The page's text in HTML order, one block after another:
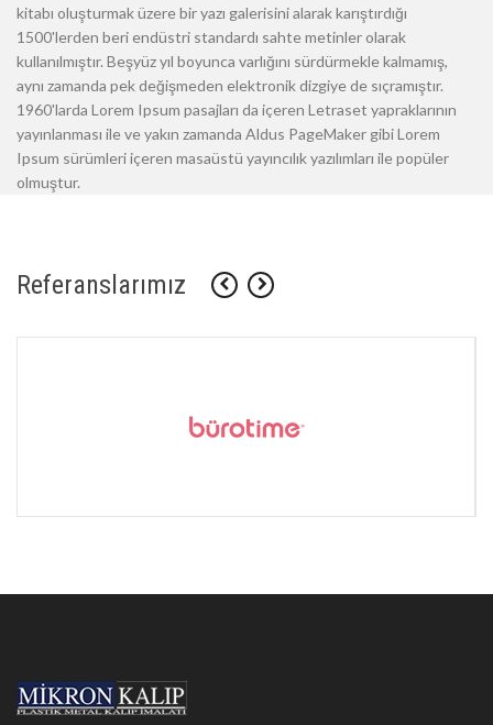
kitabı oluşturmak üzere bir yazı galerisini alarak karıştırdığı
1500'lerden beri endüstri standardı sahte metinler olarak
kullanılmıştır. Beşyüz yıl boyunca varlığını sürdürmekle kalmamış,
aynı zamanda pek değişmeden elektronik dizgiye de sıçramıştır.
1960'larda Lorem Ipsum pasajları da içeren Letraset yapraklarının
yayınlanması ile ve yakın zamanda Aldus PageMaker gibi Lorem
Ipsum sürümleri içeren masaüstü yayıncılık yazılımları ile popüler
olmuştur.
Referanslarımız